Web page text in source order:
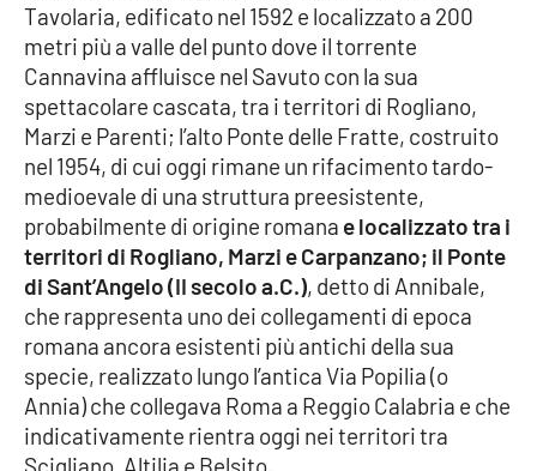
LA
CALABRIAVISIONE
Destinazioni
Eventi
Food
Storie
LAC
NETWORK
Tavolaria, edificato nel 1592 e localizzato a 200
metri più a valle del punto dove il torrente
Cannavina affluisce nel Savuto con la sua
spettacolare cascata, tra i territori di Rogliano,
Marzi e Parenti; l’alto Ponte delle Fratte, costruito
nel 1954, di cui oggi rimane un rifacimento tardo-
medioevale di una struttura preesistente,
probabilmente di origine romana e localizzato tra i
territori di Rogliano, Marzi e Carpanzano; il Ponte
di Sant’Angelo (II secolo a.C.), detto di Annibale,
che rappresenta uno dei collegamenti di epoca
romana ancora esistenti più antichi della sua
specie, realizzato lungo l’antica Via Popilia (o
Annia) che collegava Roma a Reggio Calabria e che
indicativamente rientra oggi nei territori tra